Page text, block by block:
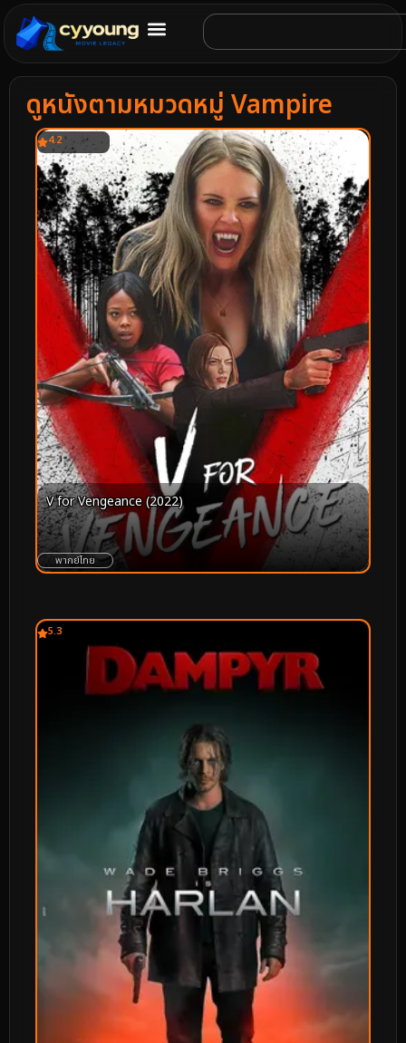
ดูหนังตามหมวดหมู่ Vampire
4.2
V for Vengeance (2022)
พากย์ไทย
5.3